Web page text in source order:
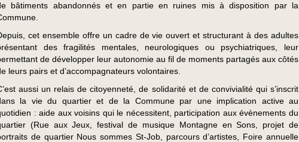
bâtiments abandonnés et en partie en ruines mis à disposition par la
cet ensemble offre un cadre de vie ouvert et structurant à des adultes
des fragilités mentales, neurologiques ou psychiatriques, leur
de développer leur autonomie au fil de moments partagés aux côtés
leurs pairs et d’accompagnateurs volontaires.
aussi un relais de citoyenneté, de solidarité et de convivialité qui s’inscrit
la vie du quartier et de la Commune par une implication active au
: aide aux voisins qui le nécessitent, participation aux évènements du
(Rue aux Jeux, festival de musique Montagne en Sons, projet de
de quartier Nous sommes St-Job, parcours d’artistes, Foire annuelle